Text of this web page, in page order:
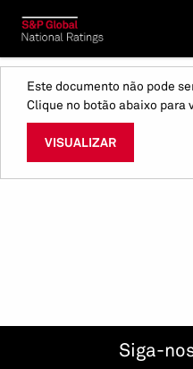
Este documento não pode
Clique no botão abaixo para
VISUALIZAR
Siga-